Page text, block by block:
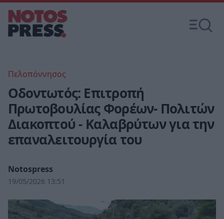
Πελοπόννησος
Οδοντωτός: Επιτροπή
Πρωτοβουλίας Φορέων- Πολιτών
Διακοπτού - Καλαβρύτων για την
επαναλειτουργία του
Notospress
19/05/2026 13:51